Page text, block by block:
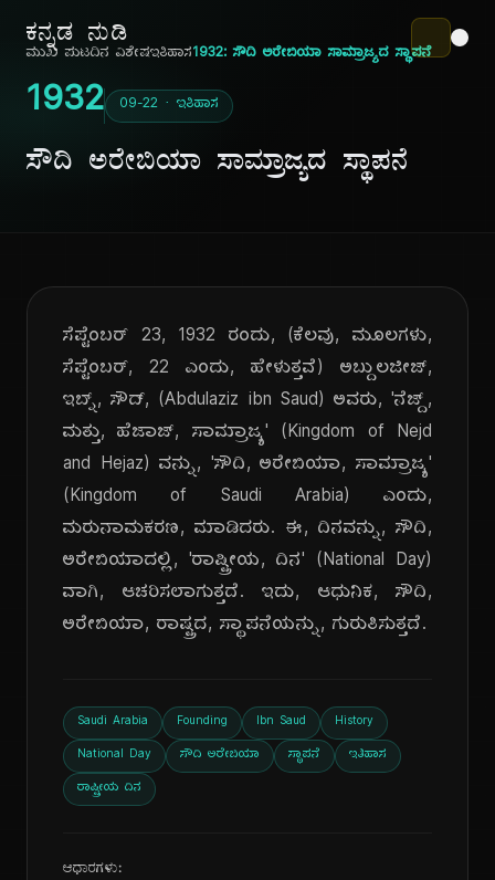
ಕನ್ನಡ ನುಡಿ
ಮುಖ ಪುಟದಿನ ವಿಶೇಷಇತಿಹಾಸ1932: ಸೌದಿ ಅರೇಬಿಯಾ ಸಾಮ್ರಾಜ್ಯದ ಸ್ಥಾಪನೆ
1932 09-22 · ಇತಿಹಾಸ
ಸೌದಿ ಅರೇಬಿಯಾ ಸಾಮ್ರಾಜ್ಯದ ಸ್ಥಾಪನೆ
ಸೆಪ್ಟೆಂಬರ್ 23, 1932 ರಂದು, (ಕೆಲವು, ಮೂಲಗಳು,
ಸೆಪ್ಟೆಂಬರ್, 22 ಎಂದು, ಹೇಳುತ್ತವೆ) ಅಬ್ದುಲಜೀಜ್,
ಇಬ್ನ್, ಸೌದ್, (Abdulaziz ibn Saud) ಅವರು, 'ನೆಜ್ದ್,
ಮತ್ತು, ಹೆಜಾಜ್, ಸಾಮ್ರಾಜ್ಯ' (Kingdom of Nejd
and Hejaz) ವನ್ನು, 'ಸೌದಿ, ಅರೇಬಿಯಾ, ಸಾಮ್ರಾಜ್ಯ'
(Kingdom of Saudi Arabia) ಎಂದು,
ಮರುನಾಮಕರಣ, ಮಾಡಿದರು. ಈ, ದಿನವನ್ನು, ಸೌದಿ,
ಅರೇಬಿಯಾದಲ್ಲಿ, 'ರಾಷ್ಟ್ರೀಯ, ದಿನ' (National Day)
ವಾಗಿ, ಆಚರಿಸಲಾಗುತ್ತದೆ. ಇದು, ಆಧುನಿಕ, ಸೌದಿ,
ಅರೇಬಿಯಾ, ರಾಷ್ಟ್ರದ, ಸ್ಥಾಪನೆಯನ್ನು, ಗುರುತಿಸುತ್ತದೆ.
Saudi Arabia Founding Ibn Saud History
National Day ಸೌದಿ ಅರೇಬಿಯಾ ಸ್ಥಾಪನೆ ಇತಿಹಾಸ
ರಾಷ್ಟ್ರೀಯ ದಿನ
ಆಧಾರಗಳು: